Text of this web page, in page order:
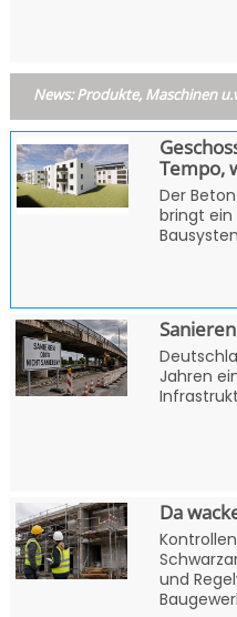
News: Produkte, Maschinen
Tempo,
Der
bringt ein
Jahren
Da
und